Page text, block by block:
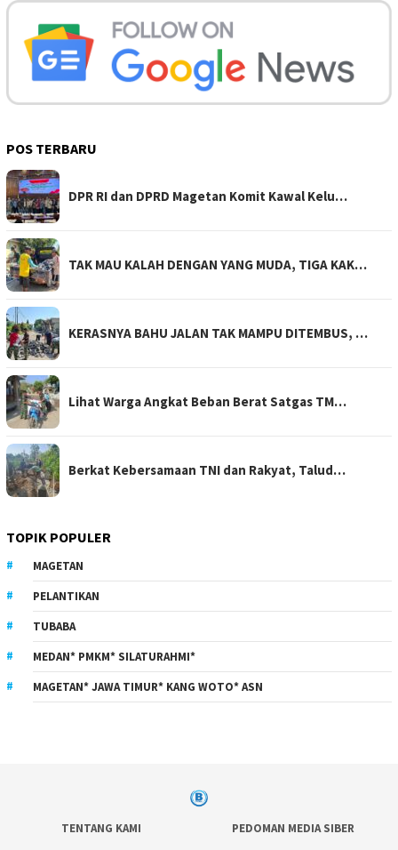
POS TERBARU
DPR RI dan DPRD Magetan Komit Kawal Kelu…
TAK MAU KALAH DENGAN YANG MUDA, TIGA KAK…
KERASNYA BAHU JALAN TAK MAMPU DITEMBUS, …
Lihat Warga Angkat Beban Berat Satgas TM…
Berkat Kebersamaan TNI dan Rakyat, Talud…
TOPIK POPULER
MAGETAN
PELANTIKAN
TUBABA
MEDAN* PMKM* SILATURAHMI*
MAGETAN* JAWA TIMUR* KANG WOTO* ASN
TENTANG KAMI
PEDOMAN MEDIA SIBER